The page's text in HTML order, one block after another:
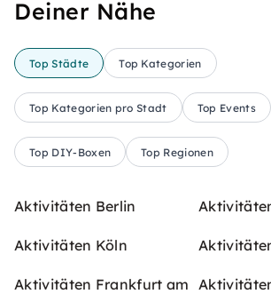
Deiner Nähe
Top Städte Top Kategorien
Top Kategorien pro Stadt Top Events
Top DIY-Boxen Top Regionen
Aktivitäten Berlin
Aktivitäten Köln
Aktivitäten Frankfurt am